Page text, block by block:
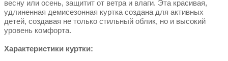
весну или осень, защитит от ветра и влаги. Эта красивая,
удлиненная демисезонная куртка создана для активных
детей, создавая не только стильный облик, но и высокий
уровень комфорта.
Характеристики куртки: